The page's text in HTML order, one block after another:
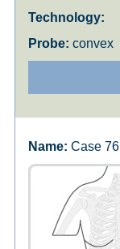
convex
Case 76